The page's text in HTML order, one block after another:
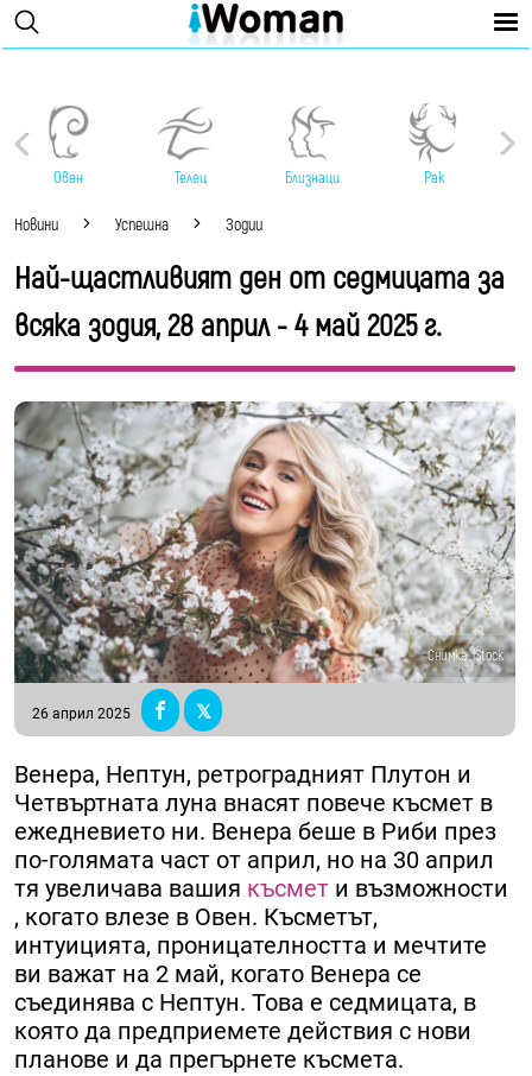
Овен Телец Близнаци Рак
Новини Успешна Зодии
Най-щастливият ден от седмицата за
всяка зодия, 28 април - 4 май 2025 г.
Снимка: iStock
26 април 2025
Венера, Нептун, ретроградният Плутон и
Четвъртната луна внасят повече късмет в
ежедневието ни. Венера беше в Риби през
по-голямата част от април, но на 30 април
тя увеличава вашия късмет и възможности
, когато влезе в Овен. Късметът,
интуицията, проницателността и мечтите
ви важат на 2 май, когато Венера се
съединява с Нептун. Това е седмицата, в
която да предприемете действия с нови
планове и да прегърнете късмета.